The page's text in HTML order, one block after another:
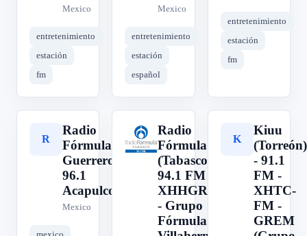
Mexico
entretenimiento
estación
fm
Mexico
entretenimiento
estación
español
entretenimiento
estación
fm
R
Radio
Fórmula
Guerrero
96.1
Acapulco
Mexico
R
Radio
Fórmula
(Tabasco) -
94.1 FM -
XHHGR-FM
- Grupo
Fórmula -
K
Kiuu
(Torreón)
- 91.1
FM -
XHTC-
FM -
GREM